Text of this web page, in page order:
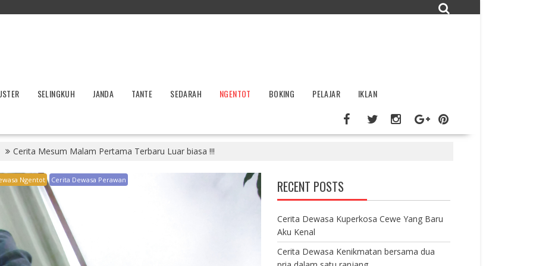
SELINGKUH JANDA TANTE SEDARAH NGENTOT BOKING PELAJAR IKLAN
Cerita Mesum Malam Pertama Terbaru Luar biasa !!!
Ngentot Cerita Dewasa Perawan RECENT POSTS
Cerita Dewasa Kuperkosa Cewe Yang Baru
Aku Kenal
Cerita Dewasa Kenikmatan bersama dua